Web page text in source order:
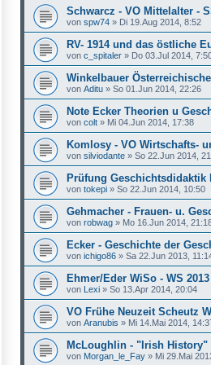
Schwarcz - VO Mittelalter -
von spw74 » Di 19.Aug 2014, 8:52
RV- 1914 und das östliche
von c_spitaler » Do 03.Jul 2014,
Winkelbauer
von Aditu » So 01.Jun 2014, 22:26
Note Ecker Theorien u
von colt » Mi 04.Jun 2014, 17:38
Komlosy - VO Wirtschafts-
von silviodante » So 22.Jun 2014,
Prüfung Geschichtsdidaktik
von tokepi » So 22.Jun 2014, 10:50
Gehmacher - Frauen- u.
von robwag » Mo 16.Jun 2014,
Ecker - Geschichte der
von ichigo86 » Sa 22.Jun 2013,
Ehmer/Eder WiSo - WS 2013
von Lexi » So 13.Apr 2014, 20:04
VO Frühe Neuzeit Scheutz
von Aranubis » Mi 14.Mai 2014,
McLoughlin - "Irish History"
von Morgan_le_Fay » Mi 29.Mai